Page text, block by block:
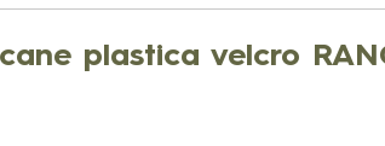
plastica velcro